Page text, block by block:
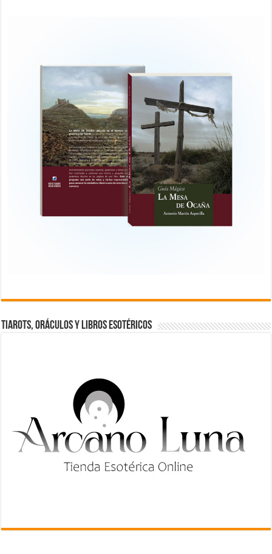
TIAROTS, ORÁCULOS Y LIBROS ESOTÉRICOS